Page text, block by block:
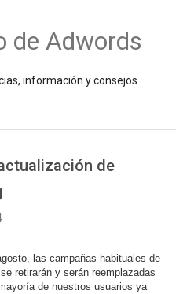
de Adwords
información y consejos
de
las campañas habituales de
retirarán y serán reemplazadas
de nuestros usuarios ya